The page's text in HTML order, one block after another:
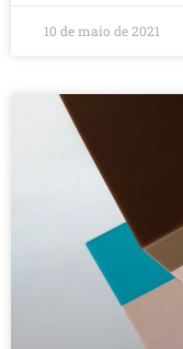
10 de maio de 2021